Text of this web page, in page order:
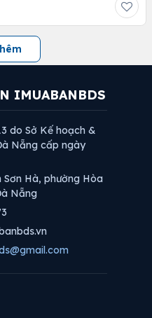
IMUABANBDS
do Sở Kế hoạch &
Nẵng cấp ngày
Sơn Hà, phường Hòa
Nẵng